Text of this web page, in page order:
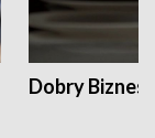
Dobry Biznes